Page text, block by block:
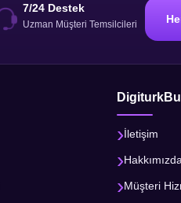
7/24 Destek
Uzman Müşteri Temsilcileri
İletişim
Hakkımızda
Müşteri